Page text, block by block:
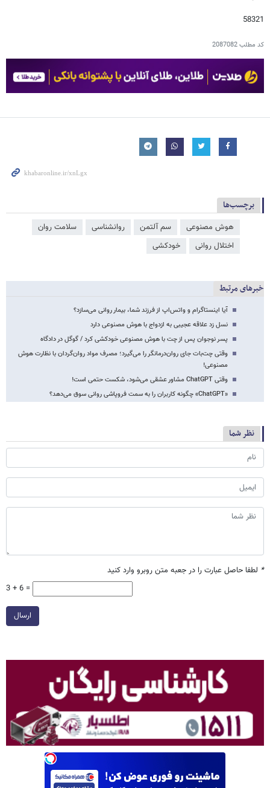
58321
کد مطلب2087082
برچسب‌ها
هوش مصنوعی سم آلتمن روانشناسی
سلامت روان
اختلال روانی
خودکشی
خبرهای مرتبط
آیا اینستاگرام و واتس‌اپ از فرزند شما، بیمار روانی می‌سازد؟
نسل زد علاقه عجیبی به ازدواج با هوش مصنوعی دارد
پسر نوجوان پس از چت با هوش مصنوعی خودکشی کرد / گوگل در دادگاه
وقتی چت‌بات جای روان‌درمانگر را می‌گیرد؛ مصرف مواد روان‌گردان با نظارت هوش
مصنوعی!
وقتی ChatGPT مشاور عشقی می‌شود، شکست حتمی است!
«ChatGPT» چگونه کاربران را به سمت فروپاشی روانی سوق می‌دهد؟
نظر شما
* لطفا حاصل عبارت را در جعبه متن روبرو وارد کنید
3 + 6 =
ارسال